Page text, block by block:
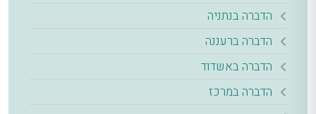
הדברה בנתניה
הדברה ברעננה
הדברה באשדוד
הדברה במרכז